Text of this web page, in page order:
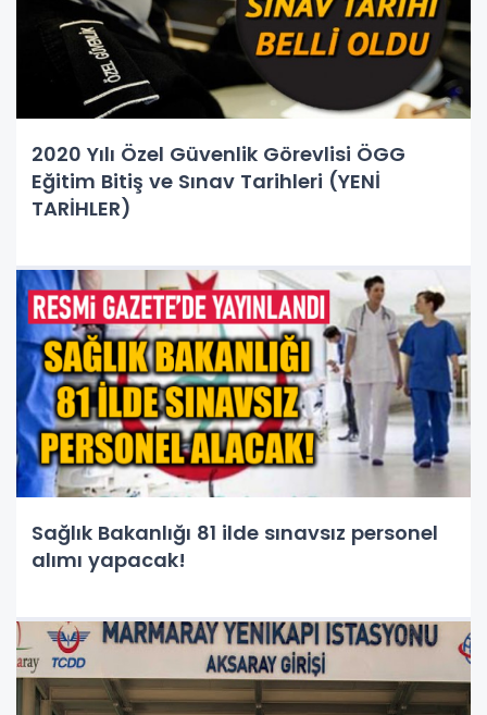
2020 Yılı Özel Güvenlik Görevlisi ÖGG
Eğitim Bitiş ve Sınav Tarihleri (YENİ
TARİHLER)
Sağlık Bakanlığı 81 ilde sınavsız personel
alımı yapacak!